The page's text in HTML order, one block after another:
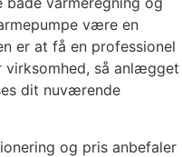
være en
er at få en professionel
så anlægget
dit nuværende
og pris anbefaler